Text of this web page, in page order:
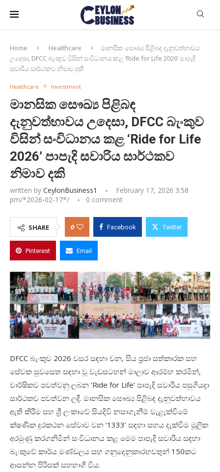
Home Healthcare
මානසික සෞඛ්‍ය පිළිබඳ දැනුවත්භාවය
උදෙසා, DFCC බැංකුව විසින් සංවිධානය කළ ‘Ride for Life 2026’ පාපැදි
සවාරිය සාර්ථකව නිමාව දකි
Healthcare Investment
මානසික සෞඛ්‍ය පිළිබඳ
දැනුවත්භාවය උදෙසා, DFCC බැංකුව
විසින් සංවිධානය කළ ‘Ride for Life
2026’ පාපැදි සවාරිය සාර්ථකව
නිමාව දකි
written by CeylonBusiness1
February 17, 2026 3:58
pm/*2026-02-17*/ 0 comment
SHARE 0 Facebook Twitter
Pinterest Email
DFCC බැංකුව 2026 වසර සඳහා වන, සිය ප්‍රජා සත්කාරක සහ
සේවක සුවසෙත සඳහා වූ වැඩසටහන් මාලාව ආරම්භ කරමින්,
වාර්ෂිකව පවත්වනු ලබන ‘Ride for Life’ පාපැදි සවාරිය පසුගියදා
සාර්ථකව පවත්වන ලදී. මානසික සෞඛ්‍ය පිළිබඳ දැනුවත්භාවය
ඇති කිරීම සහ ශ්‍රී ලංකාවේ සියදිවි නසාගැනීම් වැළැක්වීමේ
ක්ෂණික දුරකථන සේවාව වන ‘1333’ සඳහා සහය දැක්වීම මූලික
අරමුණු කරගනිමින් සංවිධානය කළ මෙම පාපැදි සවාරිය සඳහා
බැංකුවේ කාර්ය මණ්ඩලය සහ ගනුදෙනුකාරභවතුන් 150කට
ආසන්න පිරිසක් සහභාගී විය.